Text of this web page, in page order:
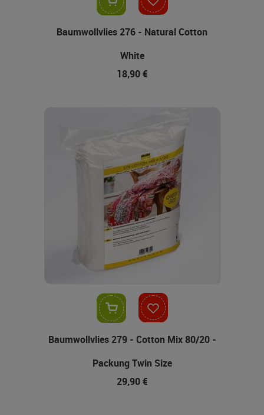
Baumwollvlies 276 - Natural Cotton
White
18,90 €
Baumwollvlies 279 - Cotton Mix 80/20 -
Packung Twin Size
29,90 €